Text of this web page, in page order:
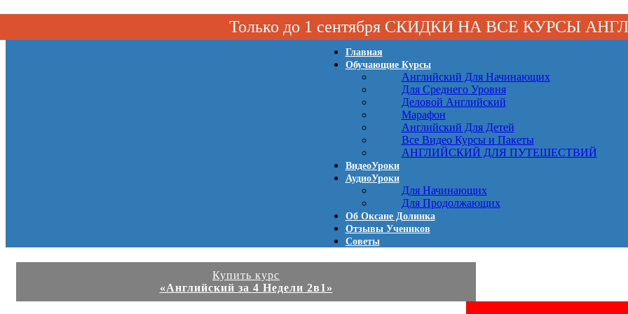
Только до 1 сентября СКИДКИ НА ВСЕ КУРСЫ
Главная
Обучающие Курсы
Английский Для Начинающих
Для Среднего Уровня
Деловой Английский
Марафон
Английский Для Детей
Все Видео Курсы и Пакеты
АНГЛИЙСКИЙ ДЛЯ ПУТЕШЕСТВИЙ
ВидеоУроки
АудиоУроки
Для Начинающих
Для Продолжающих
Об Оксане Долинка
Отзывы Учеников
Советы
Купить курс
«Английский за 4 Недели 2в1»